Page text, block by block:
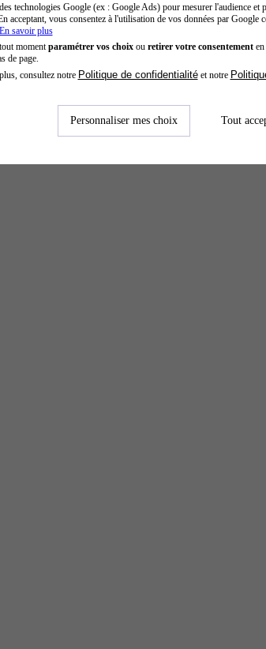
- Paris
technologies Google (ex : Google Ads) pour mesurer l'audience et
acceptant, vous consentez à l'utilisation de vos données par Google
En savoir plus
moment paramétrer vos choixou retirer votre consentementen
de page.
consultez notre Politique de confidentialitéet notre
Personnaliser mes choix Tout